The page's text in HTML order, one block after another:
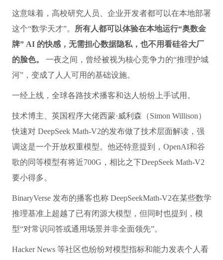
这意味着，高校研究人员、企业开发者都可以在本地部署
这个“数学天才”。
所有人都可以体验在本地运行“奥数金
牌” AI 的快感，无需担心数据隐私，也不用看硅谷大厂
的脸色。
一夜之间，曾经被视为核心竞争力的“推理护城
河”，变成了人人可用的基础设施。
一经上线，全球各路技术播客和达人纷纷上手试用。
技术博主、英国程序大佬西蒙·威利森（Simon Willison）
快速对 DeepSeek Math-V2的发布做了技术层面解读，强
调这是一个开放权重模型。他还特意提到，OpenAI和谷
歌的同等模型有将近700G，相比之下DeepSeek Math-V2
要小得多。
BinaryVerse 发布的播客也称 DeepSeekMath-V2在某些数学
推理基准上超越了已有闭源大模型，但同时也提到，模
型“对常识问答或通用场景并非全面领先”。
Hacker News 等社区也纷纷对模型指标和能力发表个人看